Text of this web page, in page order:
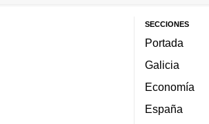
SECCIONES
Portada
Galicia
Economía
España